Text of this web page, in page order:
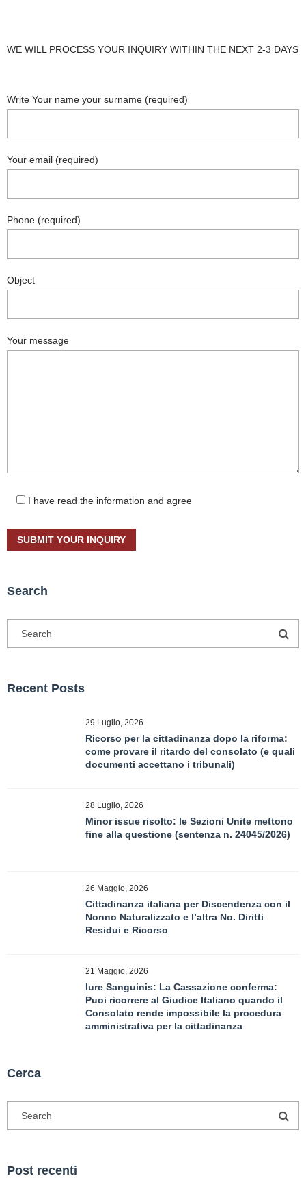
WE WILL PROCESS YOUR INQUIRY WITHIN THE NEXT 2-3 DAYS
Write Your name your surname (required)
Your email (required)
Phone (required)
Object
Your message
I have read the information and agree
Search
Recent Posts
29 Luglio, 2026
Ricorso per la cittadinanza dopo la riforma:
come provare il ritardo del consolato (e quali
documenti accettano i tribunali)
28 Luglio, 2026
Minor issue risolto: le Sezioni Unite mettono
fine alla questione (sentenza n. 24045/2026)
26 Maggio, 2026
Cittadinanza italiana per Discendenza con il
Nonno Naturalizzato e l’altra No. Diritti
Residui e Ricorso
21 Maggio, 2026
Iure Sanguinis: La Cassazione conferma:
Puoi ricorrere al Giudice Italiano quando il
Consolato rende impossibile la procedura
amministrativa per la cittadinanza
Cerca
Post recenti